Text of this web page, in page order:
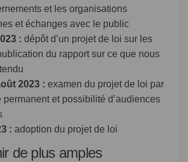
et les organisations
et échanges avec le public
: dépôt d’un projet de loi sur les
du rapport sur ce que nous
2023 : examen du projet de loi par
permanent et possibilité d’audiences
: adoption du projet de loi
de plus amples